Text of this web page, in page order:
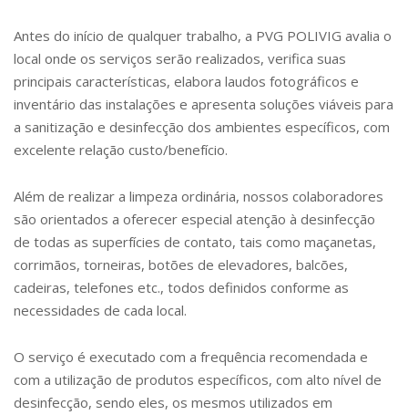
Antes do início de qualquer trabalho, a PVG POLIVIG avalia o
local onde os serviços serão realizados, verifica suas
principais características, elabora laudos fotográficos e
inventário das instalações e apresenta soluções viáveis para
a sanitização e desinfecção dos ambientes específicos, com
excelente relação custo/benefício.
Além de realizar a limpeza ordinária, nossos colaboradores
são orientados a oferecer especial atenção à desinfecção
de todas as superfícies de contato, tais como maçanetas,
corrimãos, torneiras, botões de elevadores, balcões,
cadeiras, telefones etc., todos definidos conforme as
necessidades de cada local.
O serviço é executado com a frequência recomendada e
com a utilização de produtos específicos, com alto nível de
desinfecção, sendo eles, os mesmos utilizados em